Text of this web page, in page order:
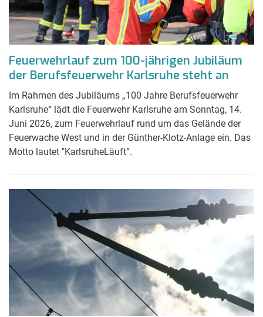
Feuerwehrlauf zum 100-jährigen Jubiläum
der Berufsfeuerwehr Karlsruhe steht an
Im Rahmen des Jubiläums „100 Jahre Berufsfeuerwehr
Karlsruhe“ lädt die Feuerwehr Karlsruhe am Sonntag, 14.
Juni 2026, zum Feuerwehrlauf rund um das Gelände der
Feuerwache West und in der Günther-Klotz-Anlage ein. Das
Motto lautet "KarlsruheLäuft“.